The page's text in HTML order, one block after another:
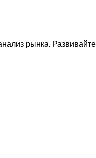
рынка.